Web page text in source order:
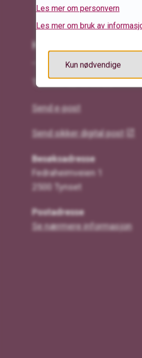
Kontakt oss
Telefon: 62 48 53 20
Send e-post
Send sikker digital post
Besøksadresse
Fedraheimveien 1
2500 Tynset
Postadresse
Se nærmere informasjon
Les mer om personvern
Les mer om bruk av
Kun nødvendige